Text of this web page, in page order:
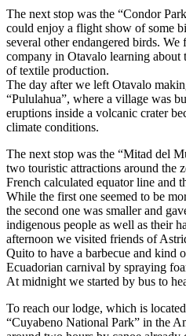
The next stop was the “Condor
could enjoy a flight show of some
several other endangered birds.
company in Otavalo learning about
of textile production.
The day after we left Otavalo
“Pululahua”, where a village was
eruptions inside a volcanic crater
climate conditions.
The next stop was the “Mitad del
two touristic attractions around the
French calculated equator line and
While the first one seemed to be
the second one was smaller and
indigenous people as well as their
afternoon we visited friends of
Quito to have a barbecue and kind
Ecuadorian carnival by spraying
At midnight we started by bus to
To reach our lodge, which is
“Cuyabeno National Park” in the